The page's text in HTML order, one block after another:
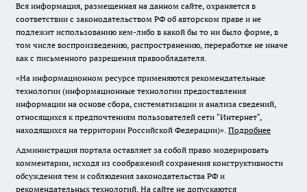
Вся информация, размещенная на данном сайте, охраняется в
соответствии с законодательством РФ об авторском праве и не
подлежит использованию кем-либо в какой бы то ни было форме, в
том числе воспроизведению, распространению, переработке не иначе
как с письменного разрешения правообладателя.
«На информационном ресурсе применяются рекомендательные
технологии (информационные технологии предоставления
информации на основе сбора, систематизации и анализа сведений,
относящихся к предпочтениям пользователей сети "Интернет",
находящихся на территории Российской Федерации)». Подробнее
Администрация портала оставляет за собой право модерировать
комментарии, исходя из соображений сохранения конструктивности
обсуждения тем и соблюдения законодательства РФ и
рекомендательных технологий. На сайте не допускаются